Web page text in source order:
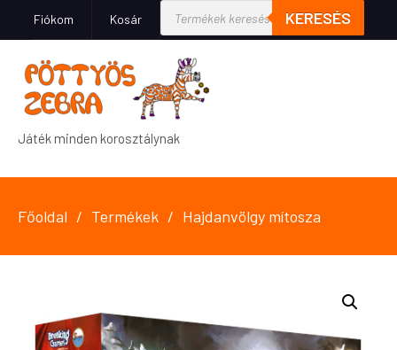
Fiókom Kosár KERESÉS
Játék minden korosztálynak
Főoldal Termékek Hajdanvölgy mítosza